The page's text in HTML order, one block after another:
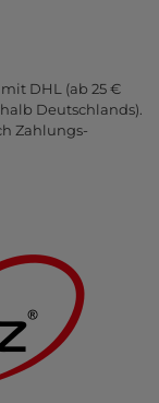
DHL (ab 25 €
Deutsch­lands).
Zahlungs­